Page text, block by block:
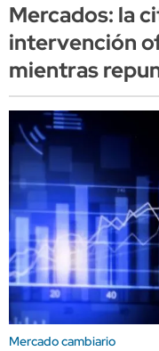
Mercados: la
intervención
mientras
Mercado cambiario